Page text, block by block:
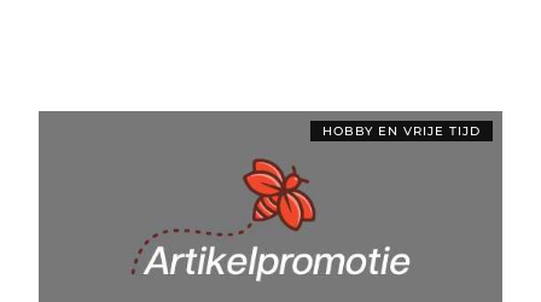
HOBBY EN VRIJE TIJD